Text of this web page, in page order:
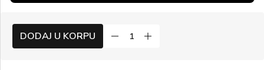
DODAJ U KORPU